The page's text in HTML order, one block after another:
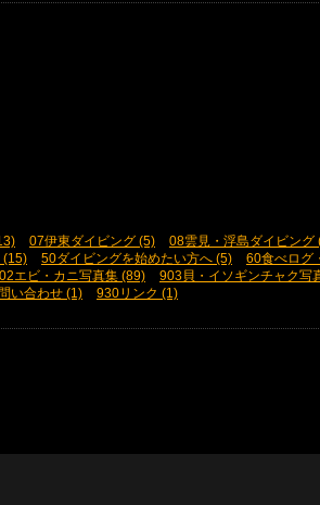
07伊東ダイビング (5) 08雲見・浮島ダイビング
(15) 50ダイビングを始めたい方へ (5)
60食べログ
エビ・カニ写真集 (89) 903貝・イソギンチャク写
い合わせ (1) 930リンク (1)